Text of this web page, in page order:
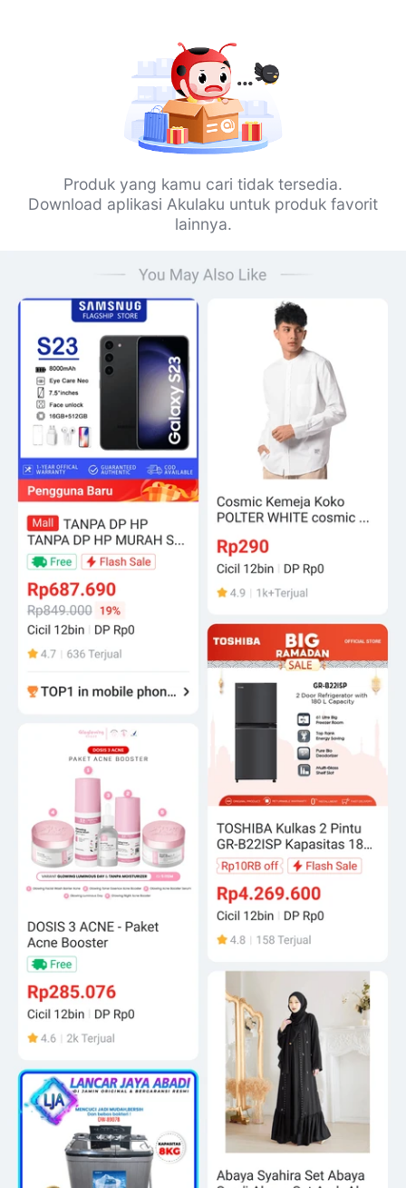
Produk yang kamu cari tidak tersedia.
Download aplikasi Akulaku untuk produk favorit
lainnya.